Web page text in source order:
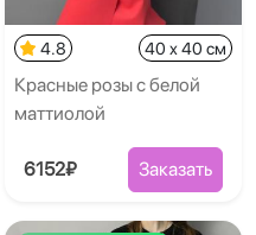
4.8 40 x 40 см
Красные розы с белой
маттиолой
6152₽ Заказать